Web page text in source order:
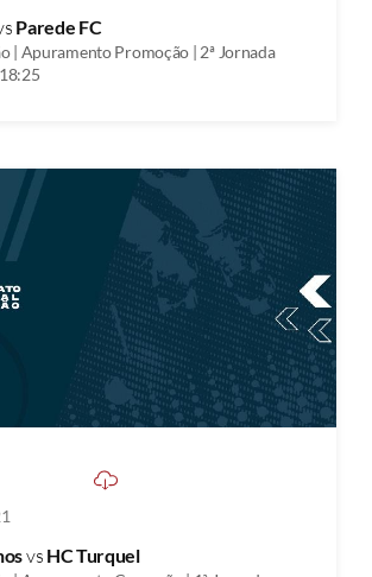
Parede FC
| Apuramento Promoção | 2ª Jornada
vs HC Turquel